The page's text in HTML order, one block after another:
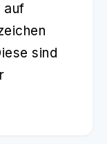
auf
sind